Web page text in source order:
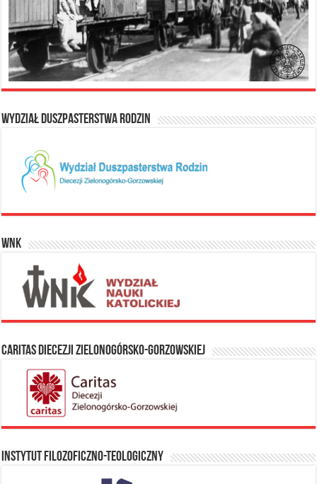
Wydział Duszpasterstwa Rodzin
WNK
Caritas Diecezji Zielonogórsko-Gorzowskiej
Instytut Filozoficzno-Teologiczny